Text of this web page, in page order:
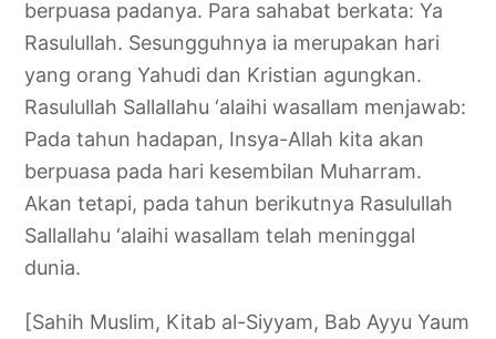
berpuasa padanya. Para sahabat berkata: Ya
Rasulullah. Sesungguhnya ia merupakan hari
yang orang Yahudi dan Kristian agungkan.
Rasulullah Sallallahu ‘alaihi wasallam menjawab:
Pada tahun hadapan, Insya-Allah kita akan
berpuasa pada hari kesembilan Muharram.
Akan tetapi, pada tahun berikutnya Rasulullah
Sallallahu ‘alaihi wasallam telah meninggal
dunia.
[Sahih Muslim, Kitab al-Siyyam, Bab Ayyu Yaum